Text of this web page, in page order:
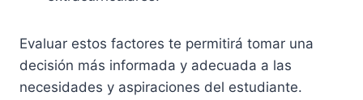
Evaluar estos factores te permitirá tomar una
decisión más informada y adecuada a las
necesidades y aspiraciones del estudiante.